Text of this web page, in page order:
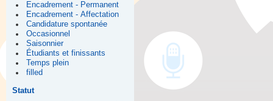
Encadrement - Permanent
Encadrement - Affectation
Candidature spontanée
Occasionnel
Saisonnier
Étudiants et finissants
Temps plein
filled
Statut